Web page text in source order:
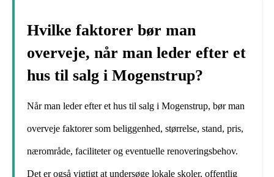
Hvilke faktorer bør man
overveje, når man leder efter et
hus til salg i Mogenstrup?
Når man leder efter et hus til salg i Mogenstrup, bør man
overveje faktorer som beliggenhed, størrelse, stand, pris,
nærområde, faciliteter og eventuelle renoveringsbehov.
Det er også vigtigt at undersøge lokale skoler, offentlig